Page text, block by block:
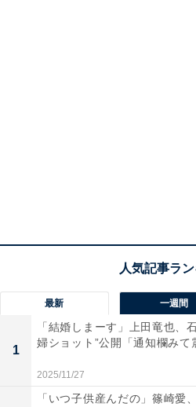
最新 一週間
1
「結婚しまーす」上田竜也、
婦ショット”公開「通知欄みて
2025/11/27
「いつ子供産んだの」篠崎愛